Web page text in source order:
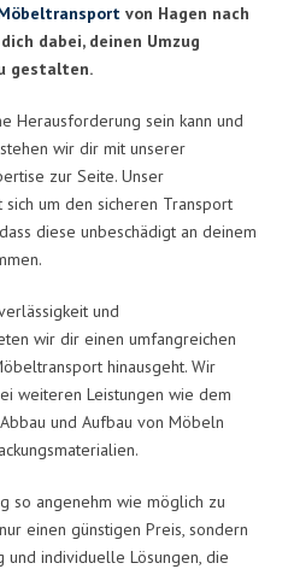
von Hagen nach
dabei, deinen Umzug
gestalten.
Herausforderung sein kann und
wir dir mit unserer
zur Seite. Unser
um den sicheren Transport
diese unbeschädigt an deinem
und
wir dir einen umfangreichen
hinausgeht. Wir
weiteren Leistungen wie dem
und Aufbau von Möbeln
so angenehm wie möglich zu
einen günstigen Preis, sondern
und individuelle Lösungen, die